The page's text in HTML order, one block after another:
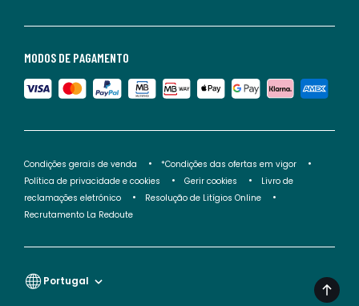
MODOS DE PAGAMENTO
Condições gerais de venda
*Condições das ofertas em vigor
Política de privacidade e cookies
Gerir cookies
Livro de
reclamações eletrónico
Resolução de Litígios Online
Recrutamento La Redoute
Portugal